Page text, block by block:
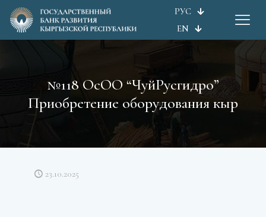
РУС
EN
№118 ОсОО “ЧуйРусгидро”
Приобретение оборудования кыр
23.10.2025